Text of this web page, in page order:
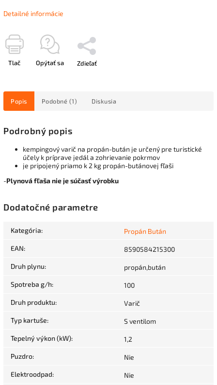
Detailné informácie
Tlač Opýtať sa Zdieľať
Popis Podobné (1) Diskusia
Podrobný popis
kempingový varič na propán-bután je určený pre turistické
účely k príprave jedál a zohrievanie pokrmov
je pripojený priamo k 2 kg propán-butánovej fľaši
-Plynová fľaša nie je súčasť výrobku
Dodatočné parametre
Kategória: Propán Bután
EAN: 8590584215300
Druh plynu: propán,bután
Spotreba g/h: 100
Druh produktu: Varič
Typ kartuše: S ventilom
Tepelný výkon (kW): 1,2
Puzdro: Nie
Elektroodpad: Nie